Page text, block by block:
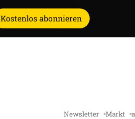
Kostenlos abonnieren
Newsletter Markt